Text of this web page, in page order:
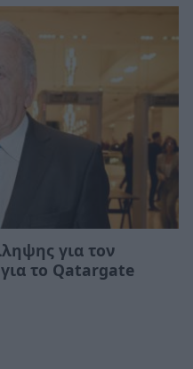
για τον
το Qatargate